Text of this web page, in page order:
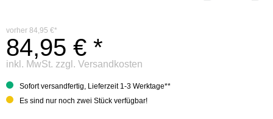
84,95 € *
inkl. MwSt. zzgl. Versandkosten
vorher 84,95 €*
Sofort versandfertig, Lieferzeit 1-3 Werktage**
Es sind nur noch zwei Stück verfügbar!